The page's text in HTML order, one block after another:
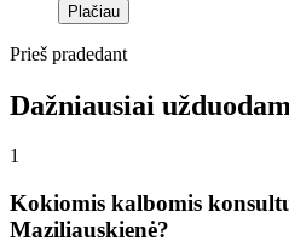
Plačiau
Prieš pradedant
Dažniausiai
1
Kokiomis kalbomis
Maziliauskienė?